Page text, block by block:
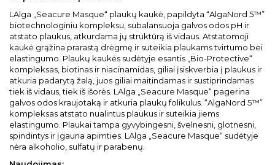
LAlga „Seacure Masque“ plaukų kaukė, papildyta “AlgaNord 5™”
biotechnologiniu kompleksu, subalansuoja galvos odos pH ir
atstato plaukus, atkurdama jų struktūrą iš vidaus. Atstatomoji
kaukė grąžina prarastą drėgmę ir suteikia plaukams tvirtumo bei
elastingumo. Plaukų kaukės sudėtyje esantis „Bio-Protective“
kompleksas, biotinas ir niacinamidas, giliai įsiskverbia į plaukus ir
atkuria padarytą žalą, juos giliai maitindamas ir sustiprindamas
tiek iš vidaus, tiek iš išorės. LAlga „Seacure Masque“ pagerina
galvos odos kraujotaką ir atkuria plaukų folikulus. “AlgaNord 5™”
kompleksas atstato nualintus plaukus ir suteikia jiems
elastingumo. Plaukai tampa gyvybingesni, švelnesni, glotnesni,
spindintys ir įgauna apimties. LAlga „Seacure Masque“ sudėtyje
nėra alkoholio, sulfatų ir parabenų.